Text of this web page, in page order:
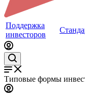
Поддержка
инвесторов
Типовые формы